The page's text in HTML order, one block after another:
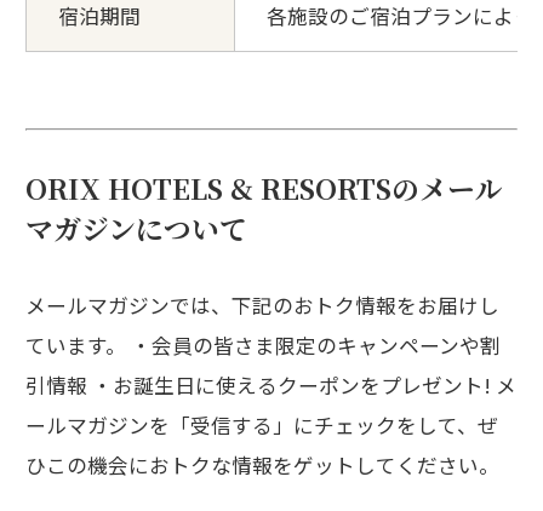
宿泊期間 各施設のご宿泊プランによっ
ORIX HOTELS & RESORTSのメール
マガジンについて
メールマガジンでは、下記のおトク情報をお届けし
ています。 ・会員の皆さま限定のキャンペーンや割
引情報 ・お誕生日に使えるクーポンをプレゼント! メ
ールマガジンを「受信する」にチェックをして、ぜ
ひこの機会におトクな情報をゲットしてください。